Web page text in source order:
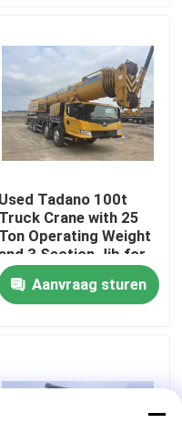
Used Tadano 100t
Truck Crane with 25
Ton Operating Weight
and 3 Section Jib for
Heavy Lifting
Aanvraag sturen